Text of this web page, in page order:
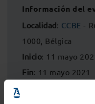
Información del
Localidad: CCBE -
1000, Bélgica
Inicio: 11 mayo
Fin: 11 mayo 2021